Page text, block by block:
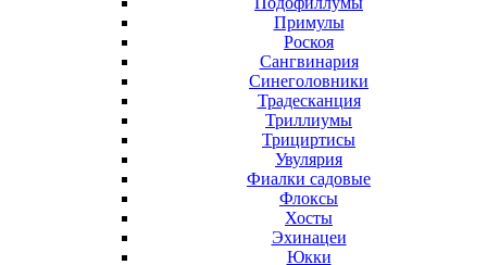
Примулы
Роскоя
Сангвинария
Синеголовники
Традесканция
Триллиумы
Трициртисы
Увулярия
Фиалки садовые
Флоксы
Хосты
Эхинацеи
Юкки